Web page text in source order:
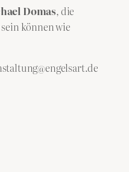
Domas, die
können wie